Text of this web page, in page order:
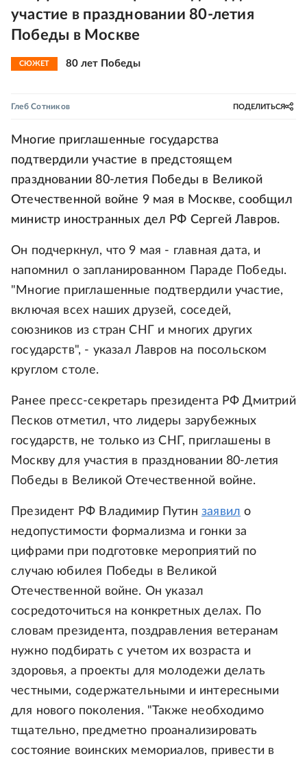
участие в праздновании 80-летия
Победы в Москве
СЮЖЕТ 80 лет Победы
Глеб Сотников ПОДЕЛИТЬСЯ
Многие приглашенные государства
подтвердили участие в предстоящем
праздновании 80-летия Победы в Великой
Отечественной войне 9 мая в Москве, сообщил
министр иностранных дел РФ Сергей Лавров.
Он подчеркнул, что 9 мая - главная дата, и
напомнил о запланированном Параде Победы.
"Многие приглашенные подтвердили участие,
включая всех наших друзей, соседей,
союзников из стран СНГ и многих других
государств", - указал Лавров на посольском
круглом столе.
Ранее пресс-секретарь президента РФ Дмитрий
Песков отметил, что лидеры зарубежных
государств, не только из СНГ, приглашены в
Москву для участия в праздновании 80-летия
Победы в Великой Отечественной войне.
Президент РФ Владимир Путинзаявил о
недопустимости формализма и гонки за
цифрами при подготовке мероприятий по
случаю юбилея Победы в Великой
Отечественной войне. Он указал
сосредоточиться на конкретных делах. По
словам президента, поздравления ветеранам
нужно подбирать с учетом их возраста и
здоровья, а проекты для молодежи делать
честными, содержательными и интересными
для нового поколения. "Также необходимо
тщательно, предметно проанализировать
состояние воинских мемориалов, привести в